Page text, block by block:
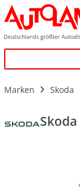
Marken Skoda
Skoda